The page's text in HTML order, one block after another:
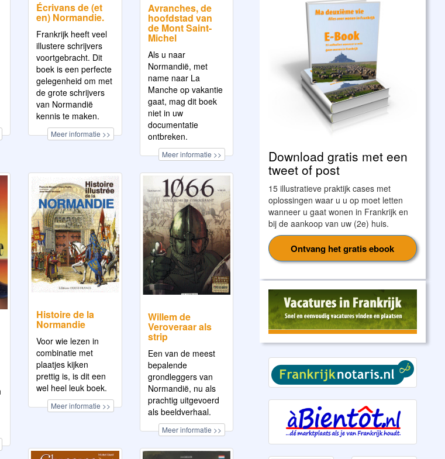
Écrivans de (et
en) Normandie.
Frankrijk heeft veel
illustere schrijvers
voortgebracht. Dit
boek is een perfecte
gelegenheid om met
de grote schrijvers
van Normandië
kennis te maken.
Meer informatie >>
Avranches, de
hoofdstad van
de Mont Saint-
Michel
Als u naar
Normandië, met
name naar La
Manche op vakantie
gaat, mag dit boek
niet in uw
documentatie
ontbreken.
Meer informatie >>
Histoire de la
Normandie
Voor wie lezen in
combinatie met
plaatjes kijken
prettig is, is dit een
wel heel leuk boek.
Meer informatie >>
Willem de
Veroveraar als
strip
Een van de meest
bepalende
grondleggers van
Normandië, nu als
prachtig uitgevoerd
als beeldverhaal.
Meer informatie >>
Download gratis met een
tweet of post
15 illustratieve praktijk cases met
oplossingen waar u u op moet letten
wanneer u gaat wonen in Frankrijk en
bij de aankoop van uw (2e) huis.
Ontvang het gratis ebook